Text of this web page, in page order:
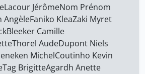
Lacour JérômeNom Prénom
AngèleFaniko KleaZaki Myret
Bleeker Camille
Thorel AudeDupont Niels
MichelCoutinho Kevin
Tag BrigitteAgardh Anette